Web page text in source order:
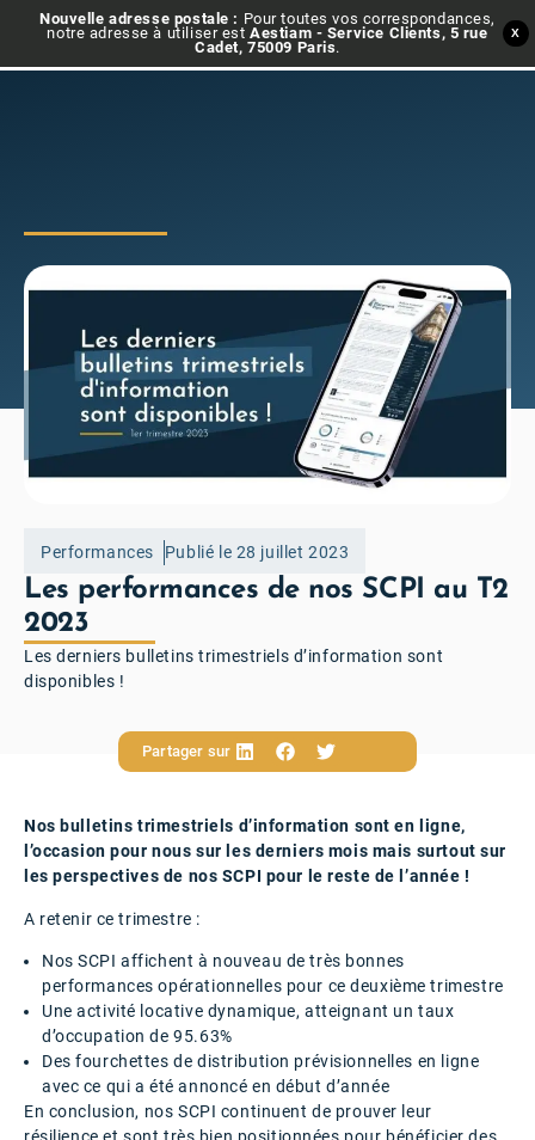
X
Nouvelle adresse postale : Pour toutes vos correspondances,
notre adresse à utiliser estAestiam - Service Clients, 5 rue
Cadet, 75009 Paris.
Performances Publié le 28 juillet 2023
Les performances de nos SCPI au T2
2023
Les derniers bulletins trimestriels d’information sont
disponibles !
Partager sur
Nos bulletins trimestriels d’information sont en ligne,
l’occasion pour nous sur les derniers mois mais surtout sur
les perspectives de nos SCPI pour le reste de l’année !
A retenir ce trimestre :
Nos SCPI affichent à nouveau de très bonnes
performances opérationnelles pour ce deuxième trimestre
Une activité locative dynamique, atteignant un taux
d’occupation de 95.63%
Des fourchettes de distribution prévisionnelles en ligne
avec ce qui a été annoncé en début d’année
En conclusion, nos SCPI continuent de prouver leur